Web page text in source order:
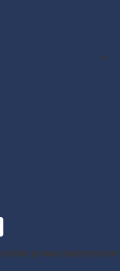
prawa zastrzeżone